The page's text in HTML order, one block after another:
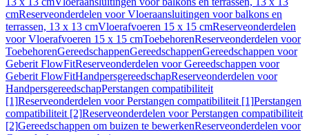
cmReserveonderdelen voor Vloeraansluitingen voor balkons en
terrassen, 13 x 13 cmVloerafvoeren 15 x 15 cmReserveonderdelen
voor Vloerafvoeren 15 x 15 cmToebehorenReserveonderdelen voor
ToebehorenGereedschappenGereedschappenGereedschappen voor
Geberit FlowFitReserveonderdelen voor Gereedschappen voor
Geberit FlowFitHandpersgereedschapReserveonderdelen voor
HandpersgereedschapPerstangen compatibiliteit
[1]Reserveonderdelen voor Perstangen compatibiliteit [1]Perstangen
compatibiliteit [2]Reserveonderdelen voor Perstangen compatibiliteit
[2]Gereedschappen om buizen te bewerkenReserveonderdelen voor